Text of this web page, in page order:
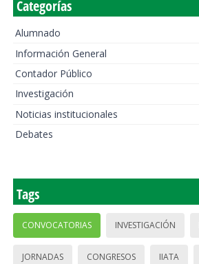
Categorías
Alumnado
Información General
Contador Público
Investigación
Noticias institucionales
Debates
Tags
CONVOCATORIAS INVESTIGACIÓN
JORNADAS CONGRESOS IIATA